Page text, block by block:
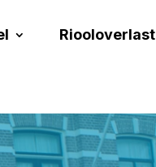
Riooloverlast